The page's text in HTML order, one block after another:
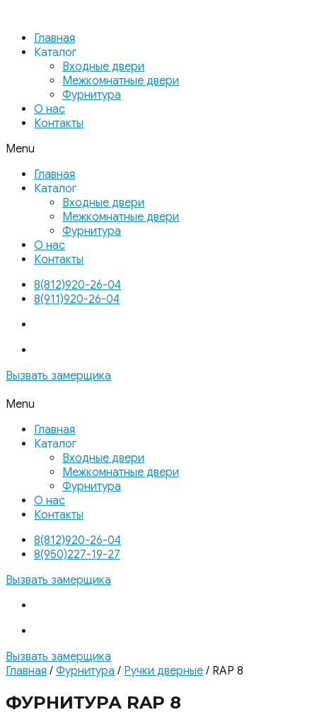
Главная
Каталог
Входные двери
Межкомнатные двери
Фурнитура
О нас
Контакты
Menu
Главная
Каталог
Входные двери
Межкомнатные двери
Фурнитура
О нас
Контакты
8(812)920-26-04
8(911)920-26-04
Вызвать замерщика
Menu
Главная
Каталог
Входные двери
Межкомнатные двери
Фурнитура
О нас
Контакты
8(812)920-26-04
8(950)227-19-27
Вызвать замерщика
Вызвать замерщика
Главная / Фурнитура / Ручки дверные / RAP 8
ФУРНИТУРА RAP 8